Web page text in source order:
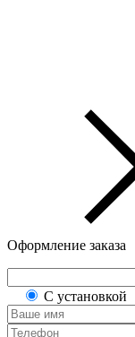
Оформление заказа
С установкой